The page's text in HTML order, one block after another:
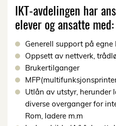
IKT-avdelingen har
elever og ansatte med:
Generell support på egne
Oppsett av nettverk,
Brukertilganger
Utlån av utstyr, herunder
diverse overganger for
Rom, ladere m.m